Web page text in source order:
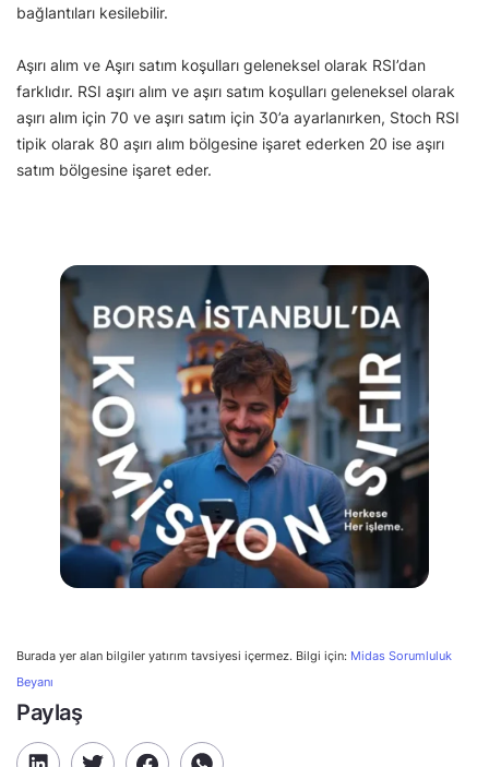
bağlantıları kesilebilir.
Aşırı alım ve Aşırı satım koşulları geleneksel olarak RSI’dan
farklıdır. RSI aşırı alım ve aşırı satım koşulları geleneksel olarak
aşırı alım için 70 ve aşırı satım için 30’a ayarlanırken, Stoch RSI
tipik olarak 80 aşırı alım bölgesine işaret ederken 20 ise aşırı
satım bölgesine işaret eder.
Burada yer alan bilgiler yatırım tavsiyesi içermez. Bilgi için: Midas Sorumluluk
Beyanı
Paylaş